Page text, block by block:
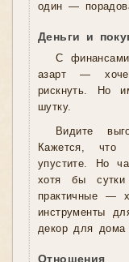
один —
Деньги и
С
азарт —
рискнуть. Но
шутку.
Видите
Кажется, что
упустите. Но
хотя бы
практичные —
инструменты
декор для дома